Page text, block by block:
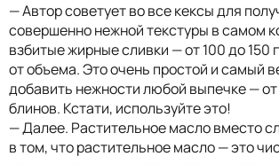
— Автор советует во все кексы для
совершенно нежной текстуры в самом
взбитые жирные сливки — от 100 до 150
от объема. Это очень простой и самый
добавить нежности любой выпечке —
блинов. Кстати, используйте это!
— Далее. Растительное масло вместо
в том, что растительное масло — это